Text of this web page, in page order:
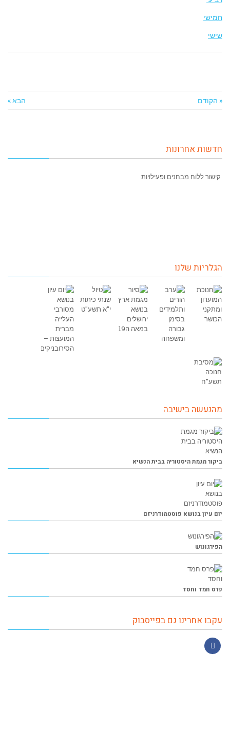
חמישי
שישי
« הקודם הבא »
חדשות אחרונות
קישור ללוח מבחנים ופעילויות
הגלריות שלנו
מהנעשה בישיבה
ביקור מגמת היסטוריה בבית הנשיא
יום עיון בנושא פוסטמודרניזם
הפירגונוש
פרס חמד וחסד
עקבו אחרינו גם בפייסבוק